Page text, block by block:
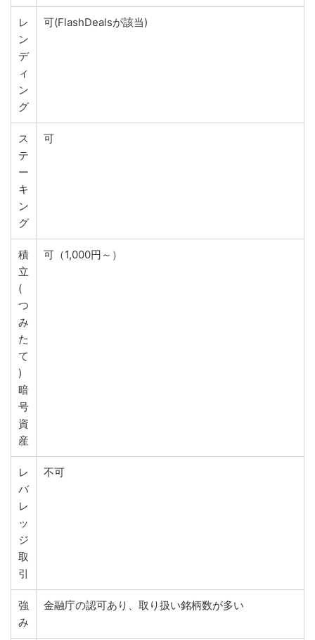
レ
ン
デ
ィ
ン
グ
可(FlashDealsが該当)
ス
テ
ー
キ
ン
グ
可
積
立
(
つ
み
た
て
)
暗
号
資
産
可（1,000円～）
レ
バ
レ
ッ
ジ
取
引
不可
強
み
金融庁の認可あり、取り扱い銘柄数が多い